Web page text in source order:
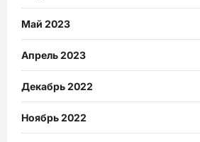
Май 2023
Апрель 2023
Декабрь 2022
Ноябрь 2022